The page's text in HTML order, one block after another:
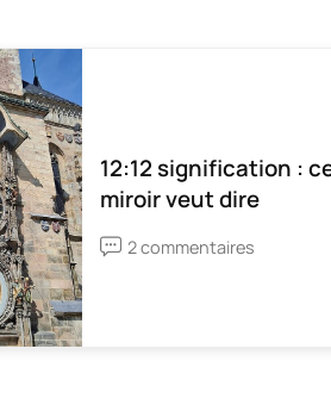
12:12 signification :
miroir veut dire
2 commentaires